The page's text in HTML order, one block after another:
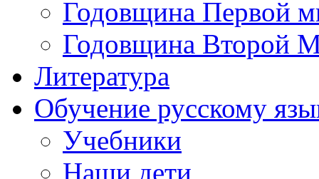
Годовщина Первой
Годовщина Второй
Литература
Обучение русскому
Учебники
Наши дети